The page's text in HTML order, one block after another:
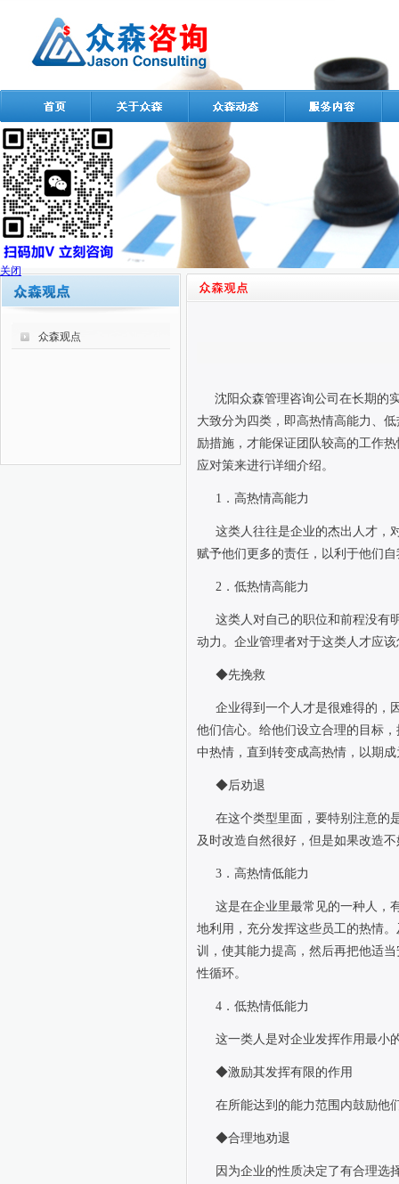
众森观点
沈阳众森管理咨询公司在长期的
大致分为四类，即高热情高能力、
励措施，才能保证团队较高的工作
应对策来进行详细介绍。
1 ．高热情高能力
这类人往往是企业的杰出人才，
赋予他们更多的责任，以利于他们
2 ．低热情高能力
这类人对自己的职位和前程没有
动力。企业管理者对于这类人才应
◆先挽救
企业得到一个人才是很难得的，
他们信心。给他们设立合理的目标
中热情，直到转变成高热情，以期
◆后劝退
在这个类型里面，要特别注意的
及时改造自然很好，但是如果改造
3．高热情低能力
这是在企业里最常见的一种人，
地利用，充分发挥这些员工的热情
训，使其能力提高，然后再把他适
性循环。
4．低热情低能力
这一类人是对企业发挥作用最小
◆激励其发挥有限的作用
在所能达到的能力范围内鼓励他
◆合理地劝退
因为企业的性质决定了有合理选
关闭